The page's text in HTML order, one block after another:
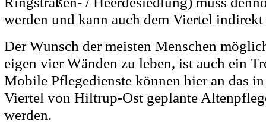
werden und kann auch dem Viertel
Der Wunsch der meisten Menschen
eigen vier Wänden zu leben, ist auch ein
Mobile Pflegedienste können hier an das
Viertel von Hiltrup-Ost geplante
werden.